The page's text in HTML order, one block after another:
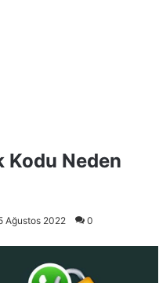
Kodu Neden
Ağustos 2022 0